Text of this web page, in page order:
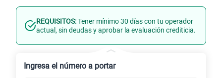
Línea Nueva Portabilidad
REQUISITOS:Tener mínimo 30 días con tu operador
actual, sin deudas y aprobar la evaluación crediticia.
Ingresa el número a portar